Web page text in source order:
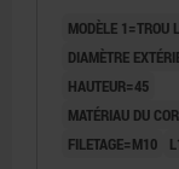
MODÈLE 1=TROU
DIAMÈTRE
HAUTEUR=45
MATÉRIAU DU
FILETAGE=M10